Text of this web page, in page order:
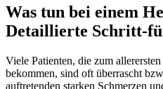
Was tun bei einem
Detaillierte Schritt-
Viele Patienten, die zum
bekommen, sind oft überrascht
auftretenden starken Schmerzen